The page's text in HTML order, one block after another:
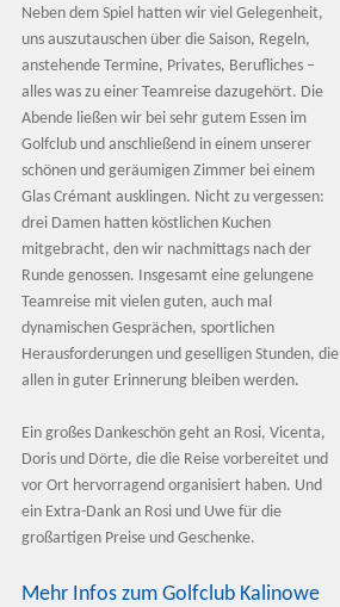
Neben dem Spiel hatten wir viel Gelegenheit,
uns auszutauschen über die Saison, Regeln,
anstehende Termine, Privates, Berufliches –
alles was zu einer Teamreise dazugehört. Die
Abende ließen wir bei sehr gutem Essen im
Golfclub und anschließend in einem unserer
schönen und geräumigen Zimmer bei einem
Glas Crémant ausklingen. Nicht zu vergessen:
drei Damen hatten köstlichen Kuchen
mitgebracht, den wir nachmittags nach der
Runde genossen. Insgesamt eine gelungene
Teamreise mit vielen guten, auch mal
dynamischen Gesprächen, sportlichen
Herausforderungen und geselligen Stunden, die
allen in guter Erinnerung bleiben werden.
Ein großes Dankeschön geht an Rosi, Vicenta,
Doris und Dörte, die die Reise vorbereitet und
vor Ort hervorragend organisiert haben. Und
ein Extra-Dank an Rosi und Uwe für die
großartigen Preise und Geschenke.
Mehr Infos zum Golfclub Kalinowe